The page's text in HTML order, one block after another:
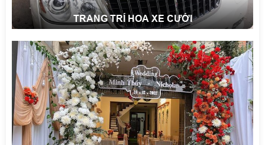
TRANG TRÍ HOA XE CƯỚI